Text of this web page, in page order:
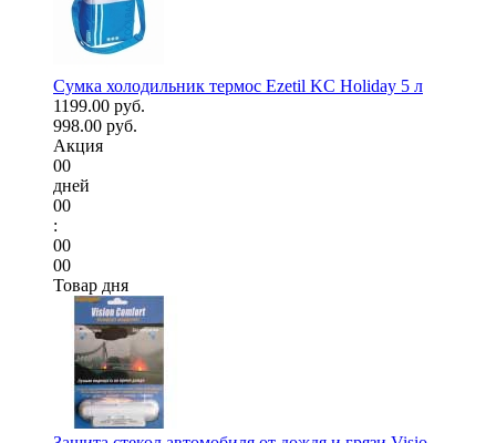
Сумка холодильник термос Ezetil KC Holiday 5 л
1199.00 руб.
998.00 руб.
Акция
00
дней
00
:
00
00
Товар дня